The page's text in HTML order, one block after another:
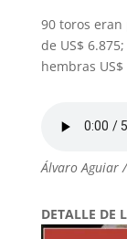
90 toros
de US$
hembras US$
Álvaro Aguiar
DETALLE DE